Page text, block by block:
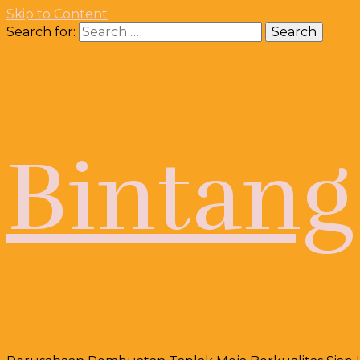
Skip to Content
Search for:
Bintang